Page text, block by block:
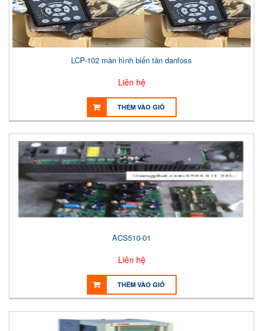
LCP-102 màn hình biến tần danfoss
Liên hệ
THÊM VÀO GIỎ
ACS510-01
Liên hệ
THÊM VÀO GIỎ